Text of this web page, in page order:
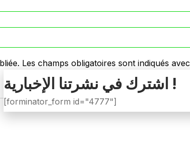
Les champs obligatoires sont indiqués avec
اشترك في نشرتنا الإخبارية !
[forminator_form id="4777"]